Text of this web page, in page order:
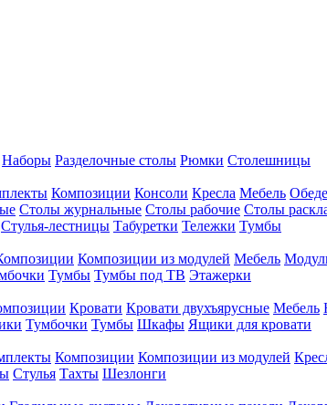
Наборы Разделочные столы Рюмки Столешницы
Композиции Консоли Кресла Мебель
Столы журнальные Столы рабочие Столы
Стулья-лестницы Табуретки Тележки Тумбы
Композиции из модулей Мебель
Тумбы Тумбы под ТВ Этажерки
Кровати Кровати двухъярусные Мебель
Тумбочки Тумбы Шкафы Ящики для кровати
Композиции Композиции из модулей
Стулья Тахты Шезлонги